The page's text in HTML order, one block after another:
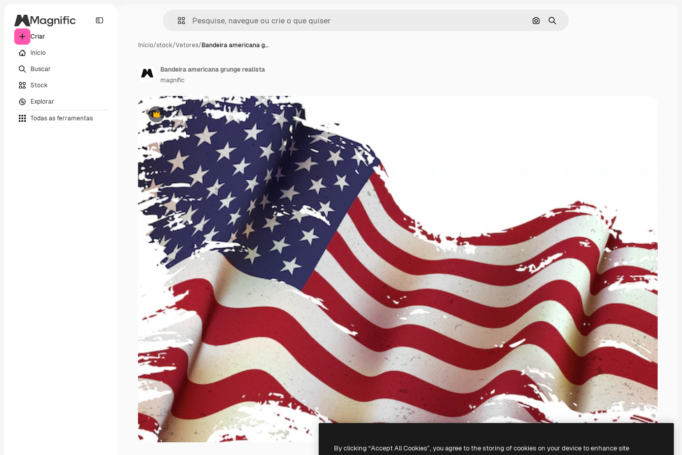
Criar
Início
Buscar
Stock
Explorar
Todas as ferramentas
Pesquisar por imagem
Buscar
Início/stock/Vetores/Bandeira americana g…
Premium
Bandeira americana grunge realista
magnific
By clicking “Accept All Cookies”, you agree to the storing of cookies on your device to enhance site